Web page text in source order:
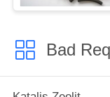
Bad